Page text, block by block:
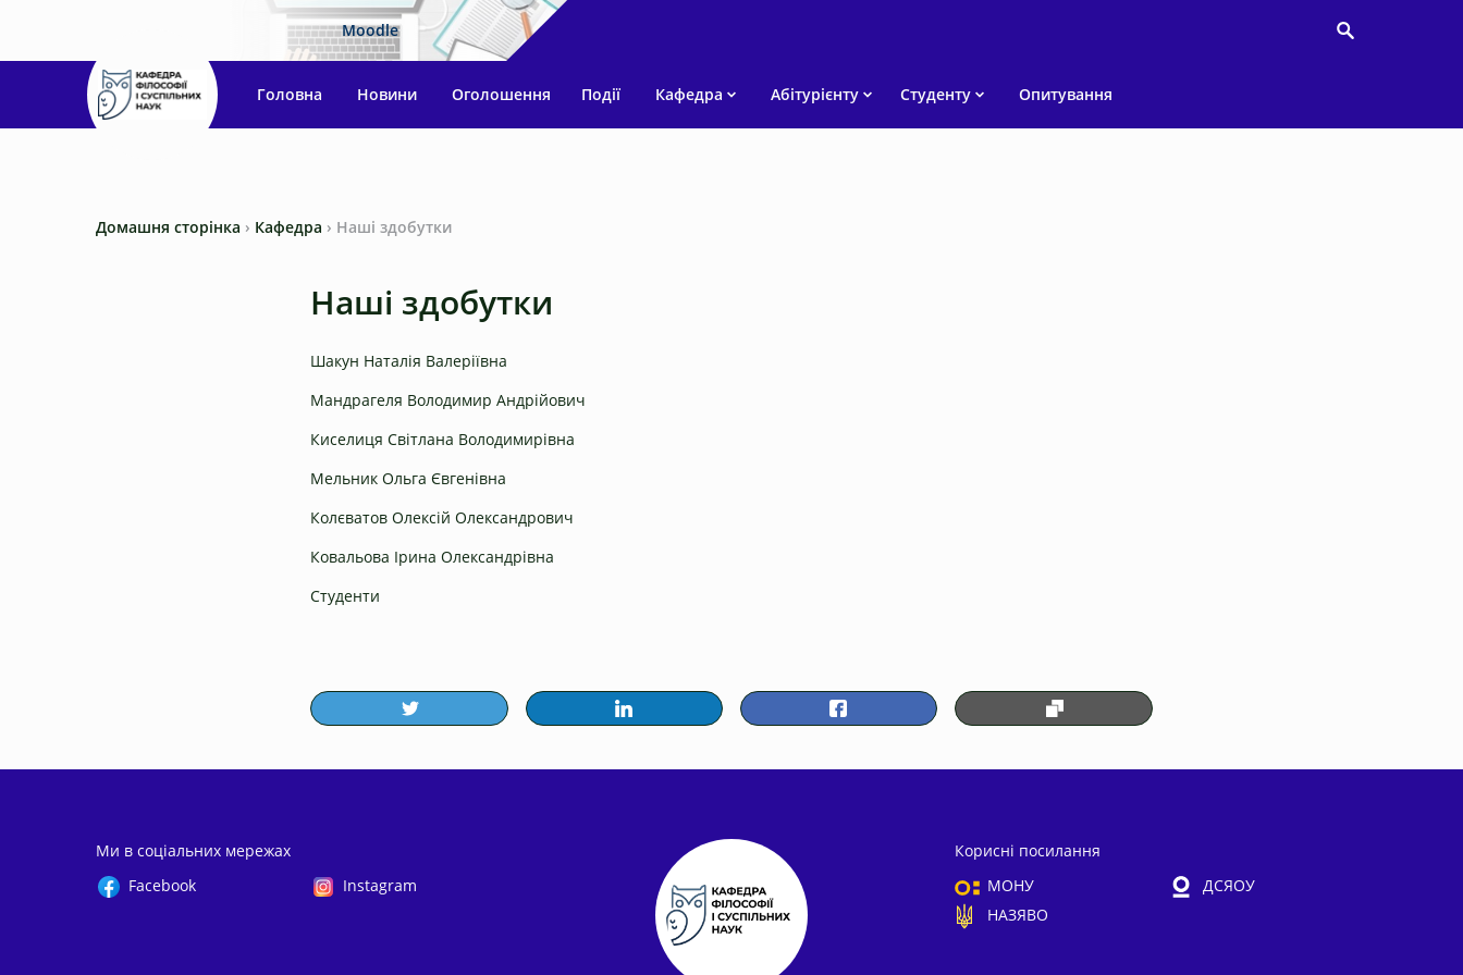
Moodle
Головна Новини Оголошення Події Кафедра Абітурієнту Студенту Опитування
Домашня сторінка › Кафедра › Наші здобутки
Наші здобутки
Шакун Наталія Валеріївна
Мандрагеля Володимир Андрійович
Киселиця Світлана Володимирівна
Мельник Ольга Євгенівна
Колєватов Олексій Олександрович
Ковальова Ірина Олександрівна
Студенти
Ми в соціальних мережах
Facebook
Instagram
Корисні посилання
МОНУ
ДСЯОУ
НАЗЯВО